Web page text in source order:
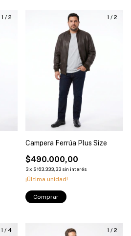
1 / 2 1 / 2
Campera Ferrúa Plus Size
$490.000,00
3x $163.333,33 sin interés
¡Última unidad!
Comprar
1 / 4 1 / 2